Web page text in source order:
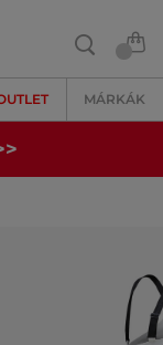
MÁRKÁK